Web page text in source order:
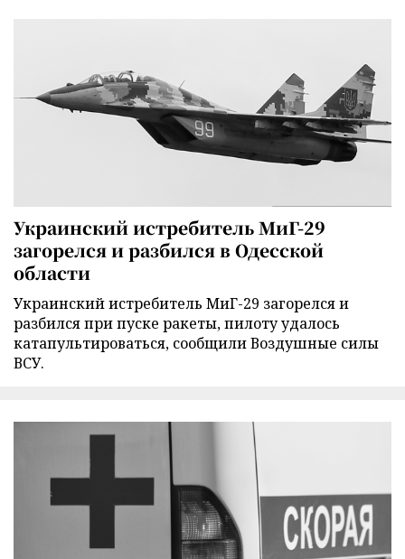
Украинский истребитель МиГ-29
загорелся и разбился в Одесской
области
Украинский истребитель МиГ-29 загорелся и
разбился при пуске ракеты, пилоту удалось
катапультироваться, сообщили Воздушные силы
ВСУ.